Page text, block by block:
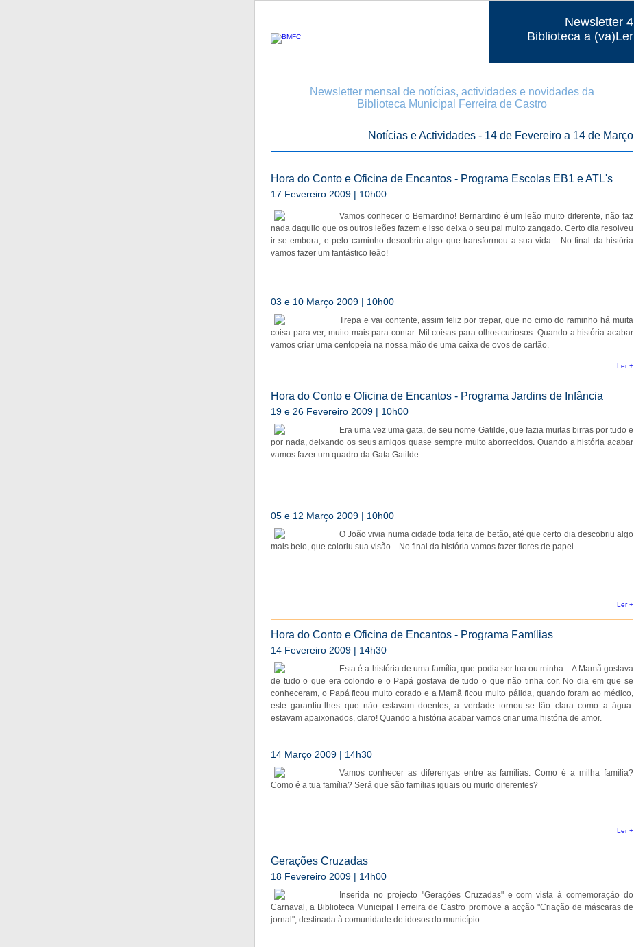
Newsletter 4
Biblioteca a (va)Ler
Newsletter mensal de notícias, actividades e novidades da
Biblioteca Municipal Ferreira de Castro
Notícias e Actividades - 14 de Fevereiro a 14 de Março
Hora do Conto e Oficina de Encantos - Programa Escolas EB1 e ATL's
17 Fevereiro 2009 | 10h00
Vamos conhecer o Bernardino! Bernardino é um leão muito diferente, não faz
nada daquilo que os outros leões fazem e isso deixa o seu pai muito zangado. Certo dia resolveu
ir-se embora, e pelo caminho descobriu algo que transformou a sua vida... No final da história
vamos fazer um fantástico leão!
03 e 10 Março 2009 | 10h00
Trepa e vai contente, assim feliz por trepar, que no cimo do raminho há muita
coisa para ver, muito mais para contar. Mil coisas para olhos curiosos. Quando a história acabar
vamos criar uma centopeia na nossa mão de uma caixa de ovos de cartão.
Ler +
Hora do Conto e Oficina de Encantos - Programa Jardins de Infância
19 e 26 Fevereiro 2009 | 10h00
Era uma vez uma gata, de seu nome Gatilde, que fazia muitas birras por tudo e
por nada, deixando os seus amigos quase sempre muito aborrecidos. Quando a história acabar
vamos fazer um quadro da Gata Gatilde.
05 e 12 Março 2009 | 10h00
O João vivia numa cidade toda feita de betão, até que certo dia descobriu algo
mais belo, que coloriu sua visão... No final da história vamos fazer flores de papel.
Ler +
Hora do Conto e Oficina de Encantos - Programa Famílias
14 Fevereiro 2009 | 14h30
Esta é a história de uma família, que podia ser tua ou minha... A Mamã gostava
de tudo o que era colorido e o Papá gostava de tudo o que não tinha cor. No dia em que se
conheceram, o Papá ficou muito corado e a Mamã ficou muito pálida, quando foram ao médico,
este garantiu-lhes que não estavam doentes, a verdade tornou-se tão clara como a água:
estavam apaixonados, claro! Quando a história acabar vamos criar uma história de amor.
14 Março 2009 | 14h30
Vamos conhecer as diferenças entre as famílias. Como é a milha família?
Como é a tua família? Será que são famílias iguais ou muito diferentes?
Ler +
Gerações Cruzadas
18 Fevereiro 2009 | 14h00
Inserida no projecto "Gerações Cruzadas" e com vista à comemoração do
Carnaval, a Biblioteca Municipal Ferreira de Castro promove a acção "Criação de máscaras de
jornal", destinada à comunidade de idosos do município.